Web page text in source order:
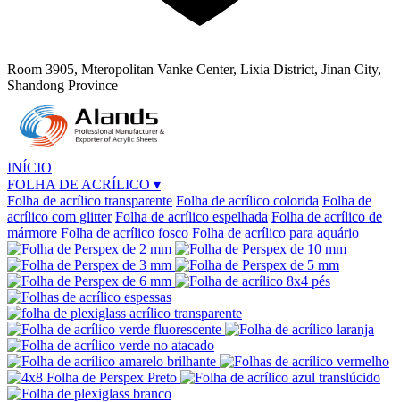
Room 3905, Mteropolitan Vanke Center, Lixia District, Jinan City,
Shandong Province
INÍCIO
FOLHA DE ACRÍLICO ▾
Folha de acrílico transparente Folha de acrílico colorida Folha de
acrílico com glitter Folha de acrílico espelhada Folha de acrílico de
mármore Folha de acrílico fosco Folha de acrílico para aquário